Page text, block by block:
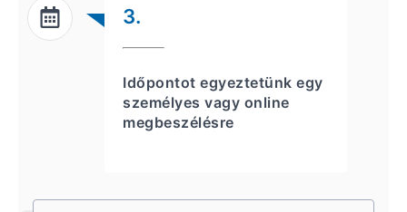
3.
Időpontot egyeztetünk egy
személyes vagy online
megbeszélésre